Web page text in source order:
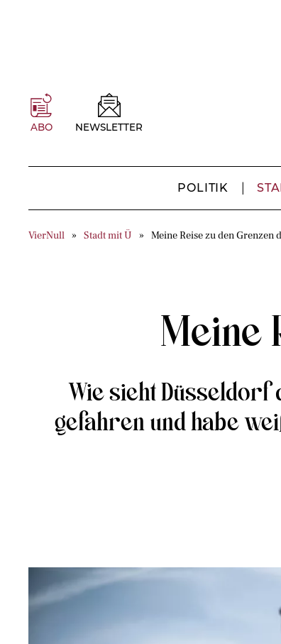
ABO NEWSLETTER
POLITIK
VierNull Stadt mit Ü Meine Reise zu den Grenzen
Meine
Wie sieht Düsseldorf
gefahren und habe